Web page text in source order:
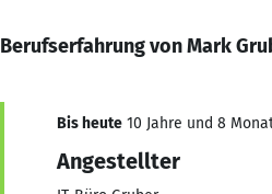
Berufserfahrung von Mark
Bis heute 10 Jahre und 8
Angestellter